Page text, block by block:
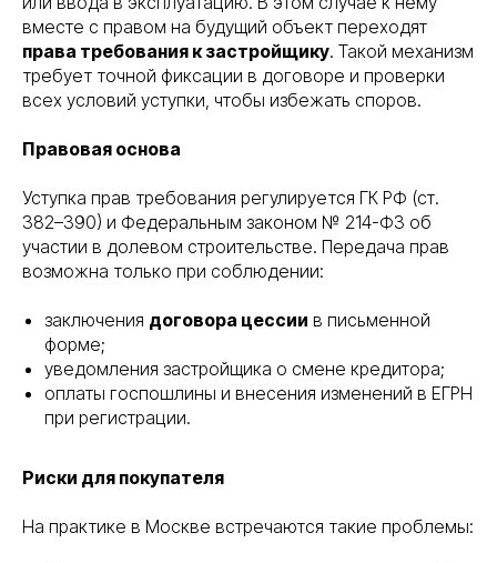
вместе с правом на будущий объект переходят
права требования к застройщику. Такой механизм
требует точной фиксации в договоре и проверки
всех условий уступки, чтобы избежать споров.
Правовая основа
Уступка прав требования регулируется ГК РФ (ст.
382–390) и Федеральным законом № 214-ФЗ об
участии в долевом строительстве. Передача прав
возможна только при соблюдении:
заключения договора цессии в письменной
форме;
уведомления застройщика о смене кредитора;
оплаты госпошлины и внесения изменений в ЕГРН
при регистрации.
Риски для покупателя
На практике в Москве встречаются такие проблемы: